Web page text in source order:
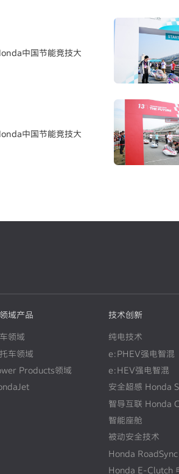
中国节能竞技大
中国节能竞技大
域产品
领域
车领域
Products领域
技术创新
纯电技术
e:PHEV强电智混
e:HEV强电智混
安全超感 Honda
智导互联 Honda
智能座舱
被动安全技术
Honda RoadSync
Honda E-Clutch